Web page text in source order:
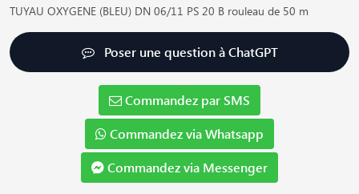
TUYAU OXYGENE (BLEU) DN 06/11 PS 20 B rouleau de 50 m
Poser une question à ChatGPT
Commandez par SMS
Commandez via Whatsapp
Commandez via Messenger